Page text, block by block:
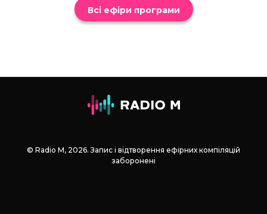
Всі ефіри програми
© Radio М, 2026. Запис і відтворення ефірних компіляцій
заборонені